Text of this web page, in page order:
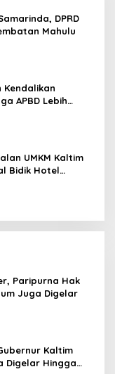
DPRD
Mahulu
Kendalikan
APBD Lebih
UMKM Kaltim
Bidik Hotel
Paripurna Hak
Juga Digelar
Kaltim
Digelar Hingga